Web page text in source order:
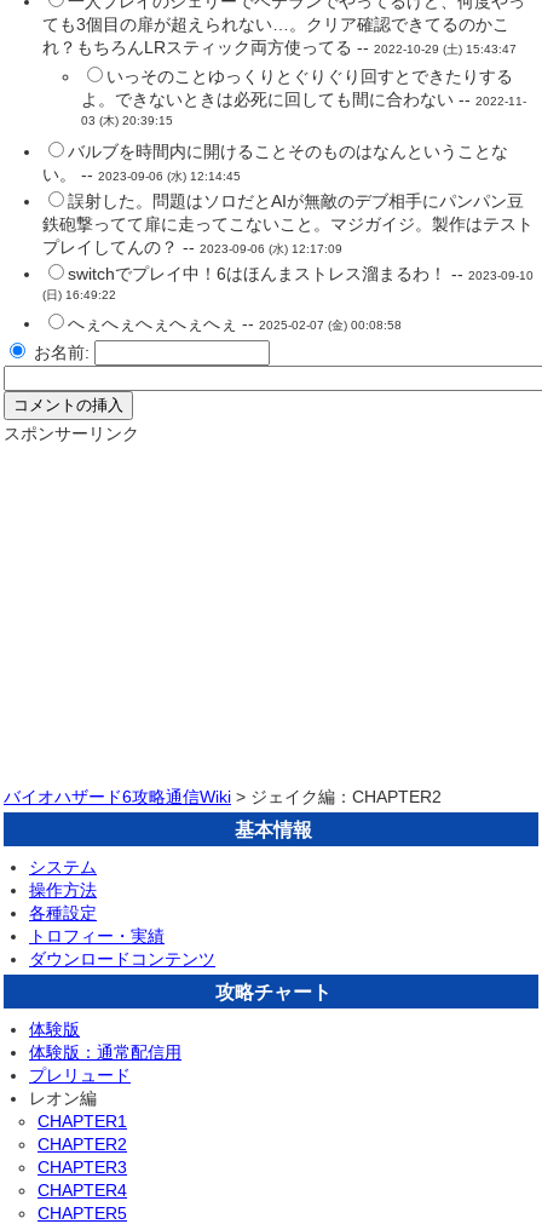
ても3個目の扉が超えられない…。クリア確認できてるのかこ
れ？もちろんLRスティック両方使ってる -- 2022-10-29 (土) 15:43:47
いっそのことゆっくりとぐりぐり回すとできたりする
よ。できないときは必死に回しても間に合わない -- 2022-11-
03 (木) 20:39:15
バルブを時間内に開けることそのものはなんということな
い。 -- 2023-09-06 (水) 12:14:45
誤射した。問題はソロだとAIが無敵のデブ相手にパンパン豆
鉄砲撃ってて扉に走ってこないこと。マジガイジ。製作はテスト
プレイしてんの？ -- 2023-09-06 (水) 12:17:09
switchでプレイ中！6はほんまストレス溜まるわ！ -- 2023-09-10
(日) 16:49:22
へぇへぇへぇへぇへぇ -- 2025-02-07 (金) 00:08:58
お名前:
スポンサーリンク
バイオハザード6攻略通信Wiki > ジェイク編：CHAPTER2
基本情報
システム
操作方法
各種設定
トロフィー・実績
ダウンロードコンテンツ
攻略チャート
体験版
体験版：通常配信用
プレリュード
レオン編
CHAPTER1
CHAPTER2
CHAPTER3
CHAPTER4
CHAPTER5